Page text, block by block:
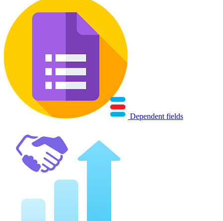
Dependent fields